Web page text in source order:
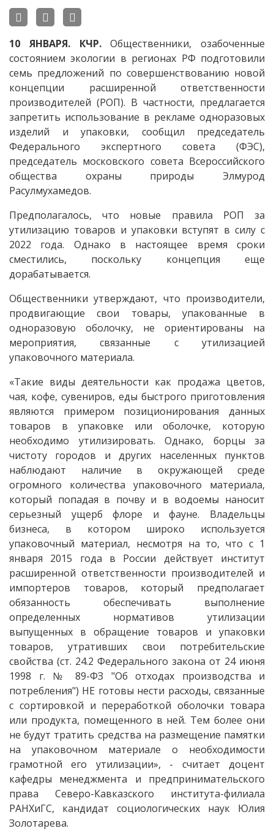
10 ЯНВАРЯ. КЧР.Общественники, озабоченные
состоянием экологии в регионах РФ подготовили
семь предложений по совершенствованию новой
концепции расширенной ответственности
производителей (РОП). В частности, предлагается
запретить использование в рекламе одноразовых
изделий и упаковки, сообщил председатель
Федерального экспертного совета (ФЭС),
председатель московского совета Всероссийского
общества охраны природы Элмурод
Расулмухамедов.
Предполагалось, что новые правила РОП за
утилизацию товаров и упаковки вступят в силу с
2022 года. Однако в настоящее время сроки
сместились, поскольку концепция еще
дорабатывается.
Общественники утверждают, что производители,
продвигающие свои товары, упакованные в
одноразовую оболочку, не ориентированы на
мероприятия, связанные с утилизацией
упаковочного материала.
«Такие виды деятельности как продажа цветов,
чая, кофе, сувениров, еды быстрого приготовления
являются примером позиционирования данных
товаров в упаковке или оболочке, которую
необходимо утилизировать. Однако, борцы за
чистоту городов и других населенных пунктов
наблюдают наличие в окружающей среде
огромного количества упаковочного материала,
который попадая в почву и в водоемы наносит
серьезный ущерб флоре и фауне. Владельцы
бизнеса, в котором широко используется
упаковочный материал, несмотря на то, что с 1
января 2015 года в России действует институт
расширенной ответственности производителей и
импортеров товаров, который предполагает
обязанность обеспечивать выполнение
определенных нормативов утилизации
выпущенных в обращение товаров и упаковки
товаров, утративших свои потребительские
свойства (ст. 24.2 Федерального закона от 24 июня
1998 г. № 89-ФЗ "Об отходах производства и
потребления") НЕ готовы нести расходы, связанные
с сортировкой и переработкой оболочки товара
или продукта, помещенного в ней. Тем более они
не будут тратить средства на размещение памятки
на упаковочном материале о необходимости
грамотной его утилизации», - считает доцент
кафедры менеджмента и предпринимательского
права Северо-Кавказского института-филиала
РАНХиГС, кандидат социологических наук Юлия
Золотарева.